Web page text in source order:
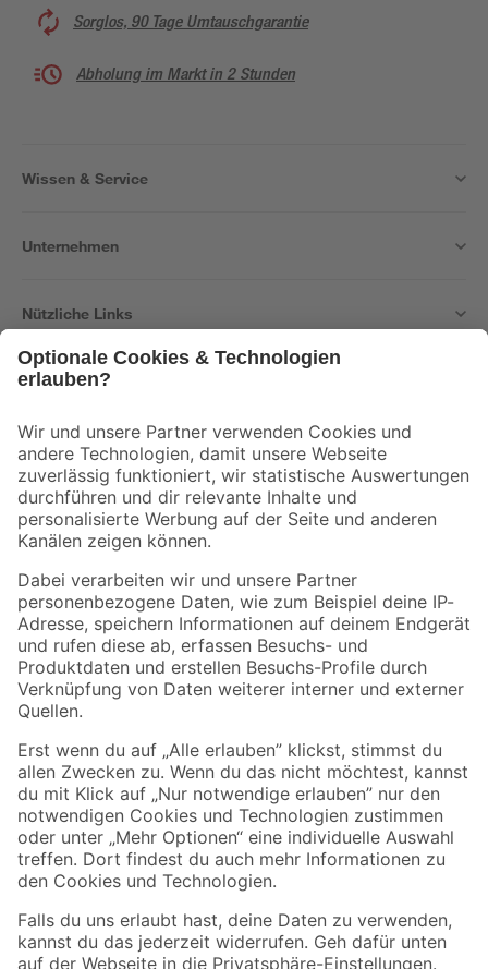
Sorglos, 90 Tage Umtauschgarantie
Abholung im Markt in 2 Stunden
Wissen & Service
Unternehmen
Nützliche Links
Der toom Newsletter: Keine Angebote und Aktionen mehr verpassen!
Zur Newsletter Anmeldung
Folge uns
Zahlungsarten Versandarten
Sicher einkaufen
Jetzt die toom-App herunterladen
Alle Preisangaben in EUR inkl. gesetzl. MwSt.. Die dargestellten Angebote sind unter
Umständen nicht in allen Märkten verfügbar. Die angegebenen Verfügbarkeiten beziehen